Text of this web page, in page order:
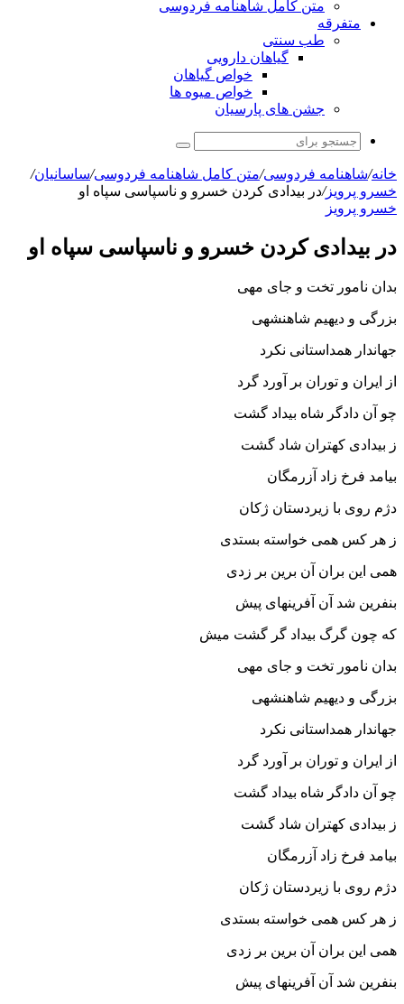
متن کامل شاهنامه فردوسی
متفرقه
طب سنتی
گیاهان دارویی
خواص گیاهان
خواص میوه ها
جشن های پارسیان
جستجو
برای
خانه/شاهنامه فردوسی/متن کامل شاهنامه فردوسی/ساسانیان/
خسرو پرویز/در بیدادى کردن خسرو و ناسپاسى سپاه او
خسرو پرویز
در بیدادى کردن خسرو و ناسپاسى سپاه او
بدان نامور تخت و جاى مهى
بزرگى و دیهیم شاهنشهى‏
جهاندار همداستانى نکرد
از ایران و توران بر آورد گرد
چو آن دادگر شاه بیداد گشت
ز بیدادى کهتران شاد گشت‏
بیامد فرخ زاد آزرمگان
دژم روى با زیردستان ژکان‏
ز هر کس همى خواسته بستدى
همى این بران آن برین بر زدى‏
بنفرین شد آن آفرینهاى پیش
که چون گرگ بیداد گر گشت میش‏
بدان نامور تخت و جاى مهى
بزرگى و دیهیم شاهنشهى‏
جهاندار همداستانى نکرد
از ایران و توران بر آورد گرد
چو آن دادگر شاه بیداد گشت
ز بیدادى کهتران شاد گشت‏
بیامد فرخ زاد آزرمگان
دژم روى با زیردستان ژکان‏
ز هر کس همى خواسته بستدى
همى این بران آن برین بر زدى‏
بنفرین شد آن آفرینهاى پیش